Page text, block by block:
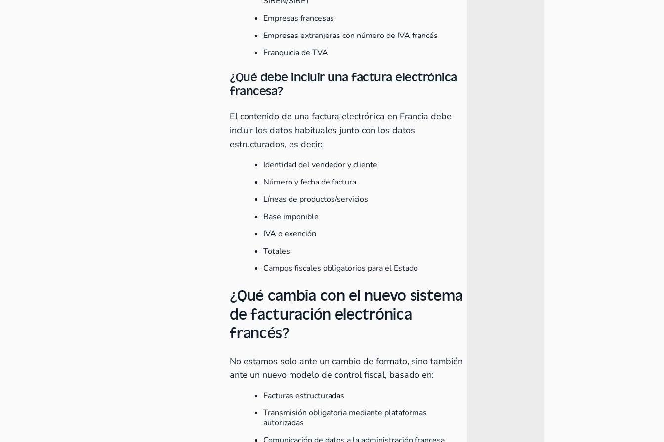
Empresas francesas
Empresas extranjeras con número de IVA francés
Franquicia de TVA
¿Qué debe incluir una factura electrónica
francesa?
El contenido de una factura electrónica en Francia debe
incluir los datos habituales junto con los datos
estructurados, es decir:
Identidad del vendedor y cliente
Número y fecha de factura
Líneas de productos/servicios
Base imponible
IVA o exención
Totales
Campos fiscales obligatorios para el Estado
¿Qué cambia con el nuevo sistema
de facturación electrónica
francés?
No estamos solo ante un cambio de formato, sino también
ante un nuevo modelo de control fiscal, basado en:
Facturas estructuradas
Transmisión obligatoria mediante plataformas
autorizadas